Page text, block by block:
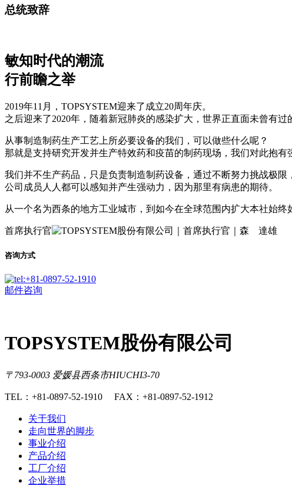
总统致辞
敏知时代的潮流
行前瞻之举
2019年11月，TOPSYSTEM迎来了成立20周年庆。
之后迎来了2020年，随着新冠肺炎的感染扩大，世界正直面未曾有过
从事制造制药生产工艺上所必要设备的我们，可以做些什么呢？
那就是支持研究开发并生产特效药和疫苗的制药现场，我们对此抱有
我们并不生产药品，只是负责制造制药设备，通过不断努力挑战极限
公司成员人人都可以感知并产生强动力，因为那里有病患的期待。
从一个名为西条的地方工业城市，到如今在全球范围内扩大本社始
首席执行官
咨询方式
邮件咨询
TOPSYSTEM股份有限公司
〒793-0003 爱媛县西条市HIUCHI3-70
TEL：+81-0897-52-1910 FAX：+81-0897-52-1912
关于我们
走向世界的脚步
事业介绍
产品介绍
工厂介绍
企业举措